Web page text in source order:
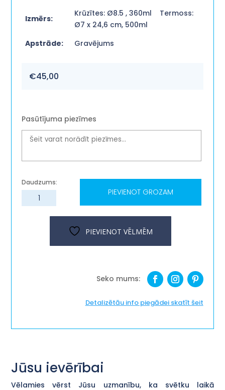
Izmērs:
Krūzītes: Ø8.5 , 360ml Termoss:
Ø7 x 24,6 cm, 500ml
Apstrāde:
Gravējums
€45,00
Pasūtījuma piezīmes
Dāvanu
komplekts
PIEVIENOT GROZAM
PIEVIENOT VĒLMĒM
Detalizētāu info piegādei skatīt šeit
Jūsu ievērībai
Vēlamies vērst Jūsu uzmanību, ka svētku laikā